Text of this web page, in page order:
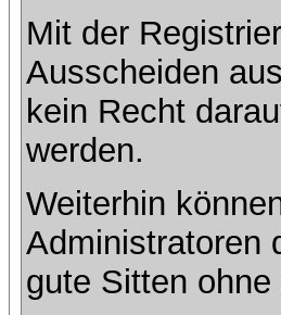
Mit der
Ausscheiden
kein Recht
werden.
Weiterhin
Administratoren
gute Sitten